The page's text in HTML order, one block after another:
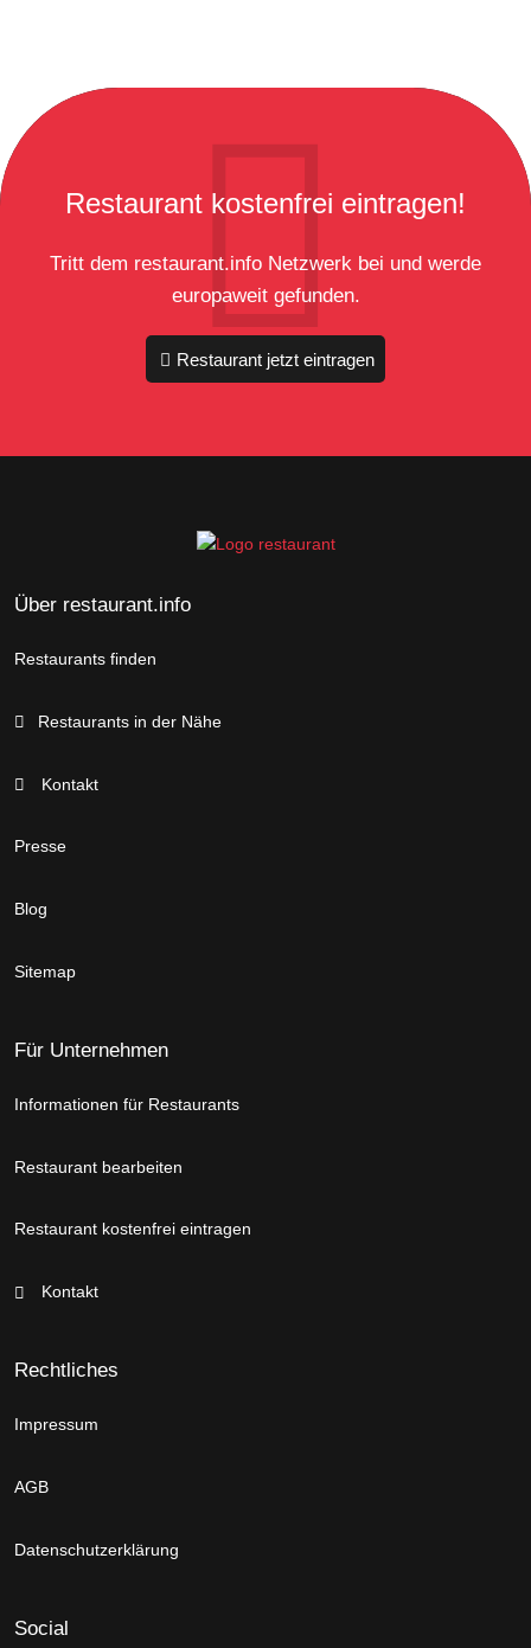
Restaurant kostenfrei eintragen!
Tritt dem restaurant.info Netzwerk bei und werde
europaweit gefunden.
Restaurant jetzt eintragen
Über restaurant.info
Restaurants finden
Restaurants in der Nähe
Kontakt
Presse
Blog
Sitemap
Für Unternehmen
Informationen für Restaurants
Restaurant bearbeiten
Restaurant kostenfrei eintragen
Kontakt
Rechtliches
Impressum
AGB
Datenschutzerklärung
Social